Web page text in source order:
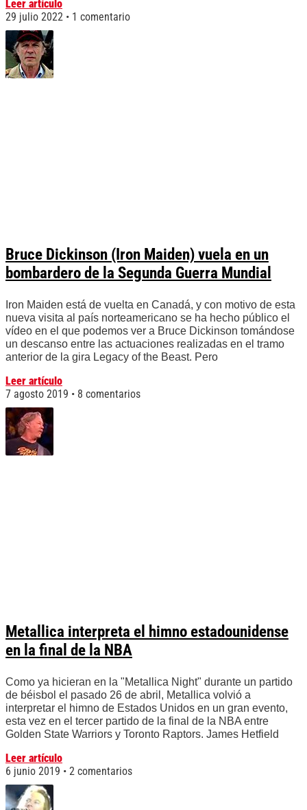
Leer artículo
29 julio 2022
1 comentario
Bruce Dickinson (Iron Maiden) vuela en un
bombardero de la Segunda Guerra Mundial
Iron Maiden está de vuelta en Canadá, y con motivo de esta
nueva visita al país norteamericano se ha hecho público el
vídeo en el que podemos ver a Bruce Dickinson tomándose
un descanso entre las actuaciones realizadas en el tramo
anterior de la gira Legacy of the Beast. Pero
Leer artículo
7 agosto 2019
8 comentarios
Metallica interpreta el himno estadounidense
en la final de la NBA
Como ya hicieran en la "Metallica Night" durante un partido
de béisbol el pasado 26 de abril, Metallica volvió a
interpretar el himno de Estados Unidos en un gran evento,
esta vez en el tercer partido de la final de la NBA entre
Golden State Warriors y Toronto Raptors. James Hetfield
Leer artículo
6 junio 2019
2 comentarios